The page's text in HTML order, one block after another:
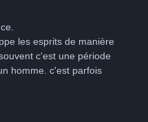
les esprits de manière
c'est une période
homme. c'est parfois